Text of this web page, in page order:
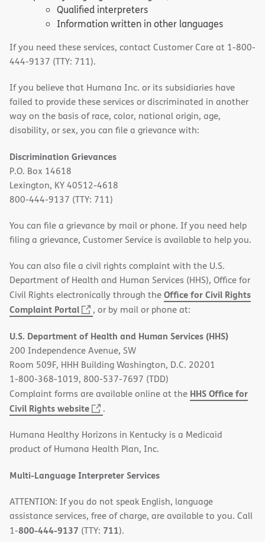
Qualified interpreters
Information written in other languages
If you need these services, contact Customer Care at 1-800-
444-9137 (TTY: 711).
If you believe that Humana Inc. or its subsidiaries have
failed to provide these services or discriminated in another
way on the basis of race, color, national origin, age,
disability, or sex, you can file a grievance with:
Discrimination Grievances
P.O. Box 14618
Lexington, KY 40512-4618
800-444-9137 (TTY: 711)
You can file a grievance by mail or phone. If you need help
filing a grievance, Customer Service is available to help you.
You can also file a civil rights complaint with the U.S.
Department of Health and Human Services (HHS), Office for
Civil Rights electronically through theOffice for Civil Rights
Complaint Portal
(opens
new
window)
, or by mail or phone at:
U.S. Department of Health and Human Services (HHS)
200 Independence Avenue, SW
Room 509F, HHH Building Washington, D.C. 20201
1-800-368-1019, 800-537-7697 (TDD)
Complaint forms are available online at the HHS Office for
Civil Rights website
new
window)
.
Humana Healthy Horizons in Kentucky is a Medicaid
product of Humana Health Plan, Inc.
Multi-Language Interpreter Services
ATTENTION: If you do not speak English, language
assistance services, free of charge, are available to you. Call
1-800-444-9137 (TTY: 711).